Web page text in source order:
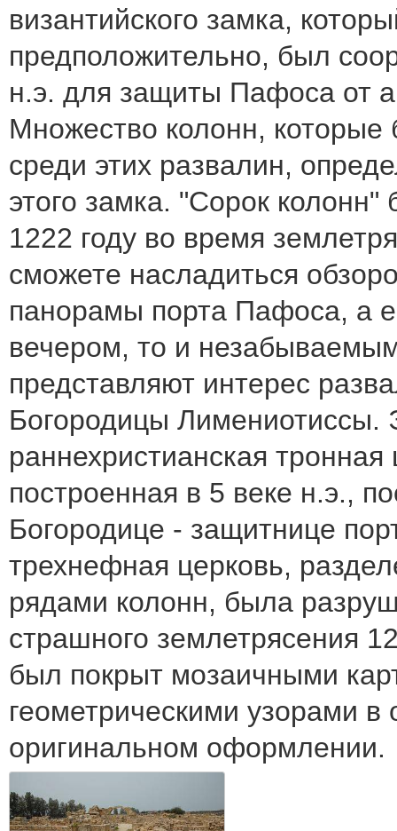
византийского замка,
предположительно, был
н.э. для защиты Пафоса от
Множество колонн,
среди этих развалин,
этого замка. "Сорок
1222 году во время
сможете насладиться
панорамы порта Пафоса, а
вечером, то и
представляют интерес
Богородицы Лимениотиссы.
раннехристианская тронная
построенная в 5 веке н.э.,
Богородице - защитнице
трехнефная церковь,
рядами колонн, была
страшного землетрясения
был покрыт мозаичными
геометрическими узорами в
оригинальном оформлении.